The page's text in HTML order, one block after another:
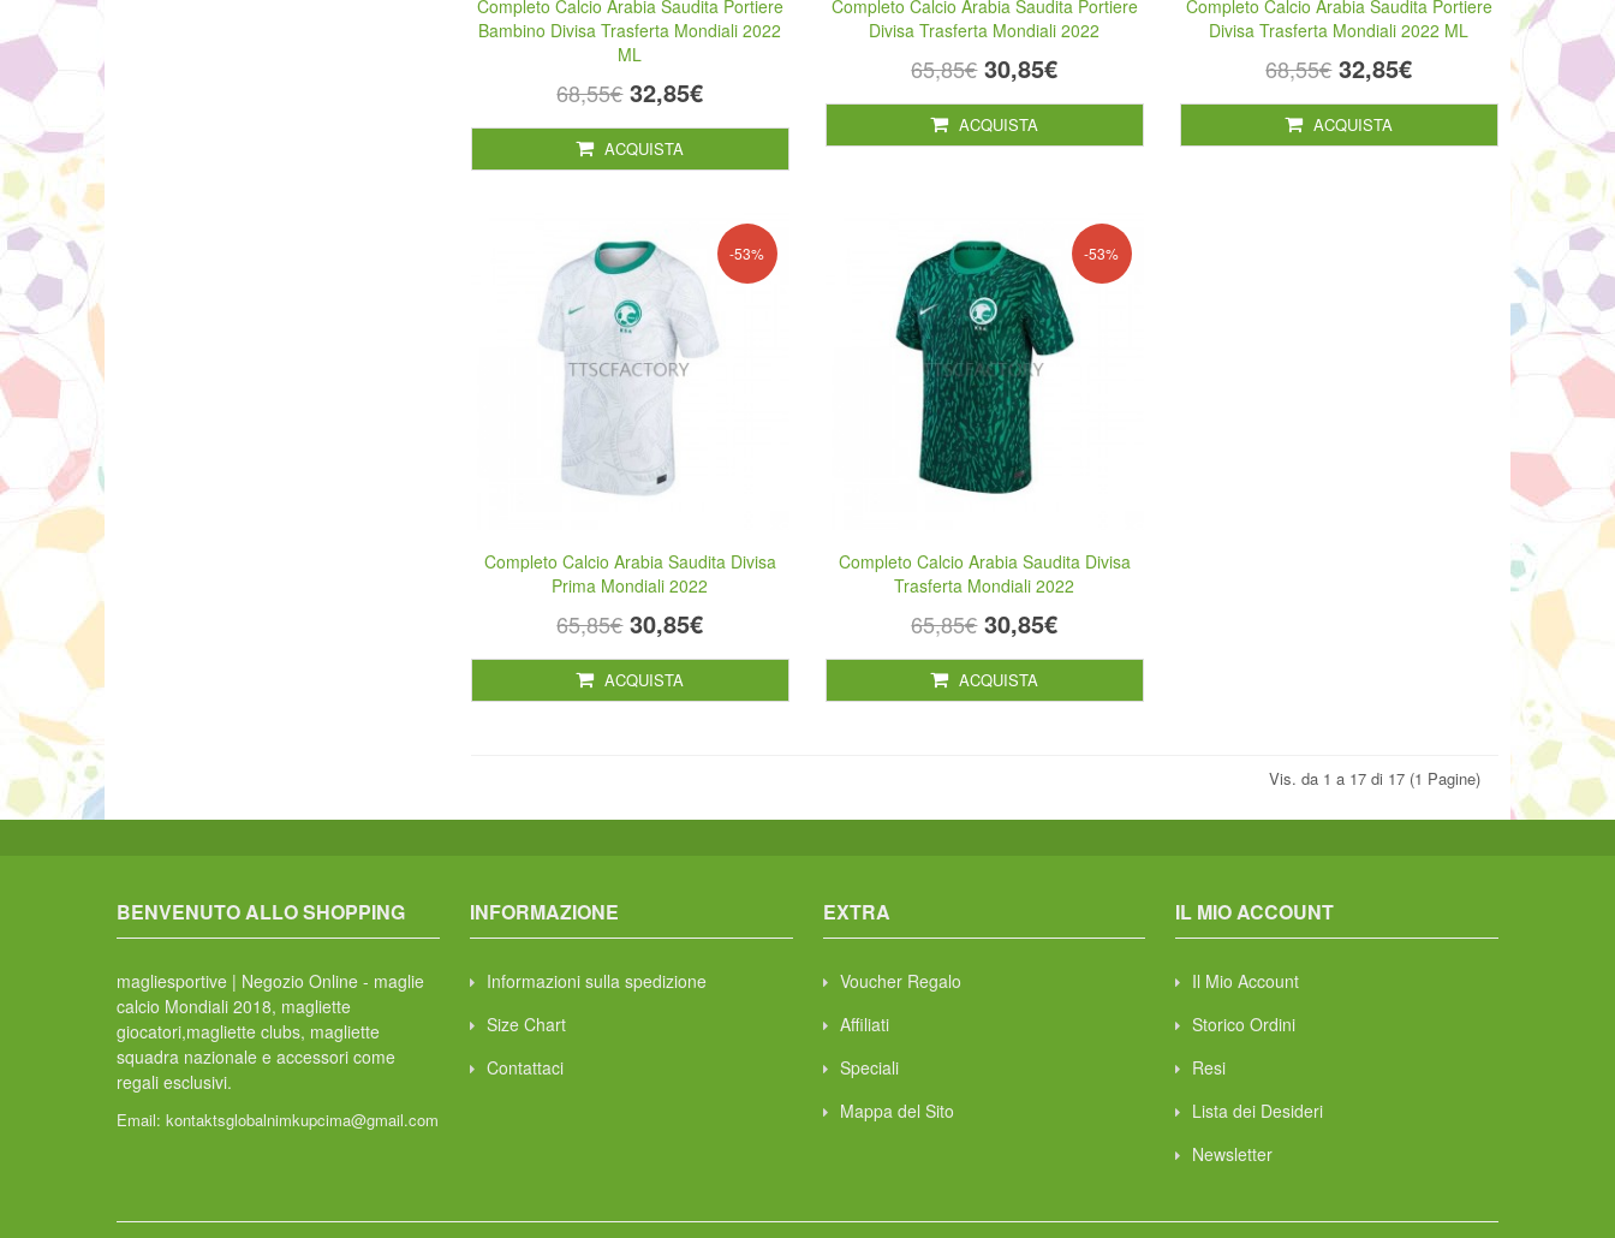
Completo Calcio Arabia Saudita Portiere
Bambino Divisa Trasferta Mondiali 2022
ML
68,55€ 32,85€
ACQUISTA
Completo Calcio Arabia Saudita Portiere
Divisa Trasferta Mondiali 2022
65,85€ 30,85€
ACQUISTA
Completo Calcio Arabia Saudita Portiere
Divisa Trasferta Mondiali 2022 ML
68,55€ 32,85€
ACQUISTA
-53%
Completo Calcio Arabia Saudita Divisa
Prima Mondiali 2022
65,85€ 30,85€
ACQUISTA
-53%
Completo Calcio Arabia Saudita Divisa
Trasferta Mondiali 2022
65,85€ 30,85€
ACQUISTA
Vis. da 1 a 17 di 17 (1 Pagine)
BENVENUTO ALLO SHOPPING
magliesportive | Negozio Online - maglie
calcio Mondiali 2018, magliette
giocatori,magliette clubs, magliette
squadra nazionale e accessori come
regali esclusivi.
Email: kontaktsglobalnimkupcima@gmail.com
INFORMAZIONE
Informazioni sulla spedizione
Size Chart
Contattaci
EXTRA
Voucher Regalo
Affiliati
Speciali
Mappa del Sito
IL MIO ACCOUNT
Il Mio Account
Storico Ordini
Resi
Lista dei Desideri
Newsletter